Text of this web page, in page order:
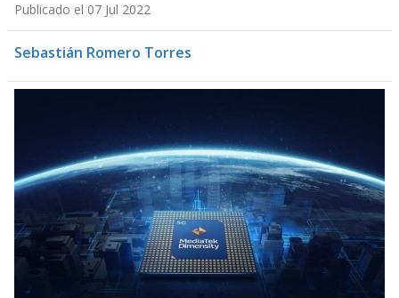
Publicado el 07 Jul 2022
Sebastián Romero Torres